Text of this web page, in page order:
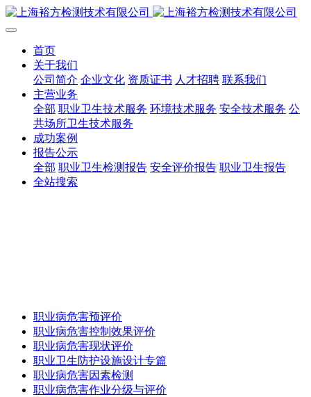
首页
关于我们
公司简介 企业文化 资质证书 人才招聘 联系我们
主营业务
全部 职业卫生技术服务 环境技术服务 安全技术服务 公
共场所卫生技术服务
成功案例
报告公示
全部 职业卫生检测报告 安全评价报告 职业卫生报告
全站搜索
职业病危害预评价
职业病危害控制效果评价
职业病危害现状评价
职业卫生防护设施设计专篇
职业病危害因素检测
职业病危害作业分级与评价